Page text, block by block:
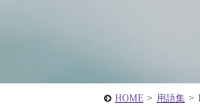
HOME > 用語集 >